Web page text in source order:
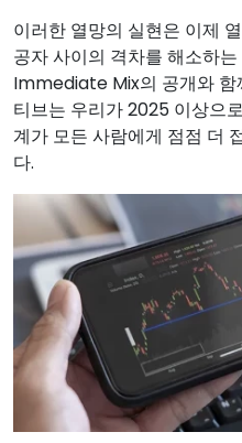
이러한 열망의 실현은 이제
공자 사이의 격차를 해소하
Immediate Mix의 공개와 함
티브는 우리가 2025 이상으
계가 모든 사람에게 점점 더
다.